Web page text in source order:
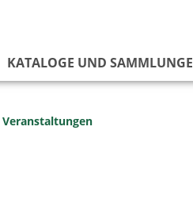
KATALOGE UND
Veranstaltungen